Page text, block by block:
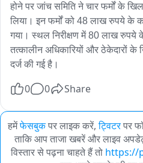
होने पर जांच समिति ने चार फर्मों के
लिया। इन फर्मों को 48 लाख रुपये के
गया। स्थल निरीक्षण में 80 लाख रुपये के
तत्कालीन अधिकारियों और ठेकेदारों के
दर्ज की गई है।
0 0 Share
हमेंफेसबुकपर लाइक करें, ट्विटरपर
ताकि आप ताजा खबरें और लाइव
विस्तार से पढ़ना चाहते हैं तो https://